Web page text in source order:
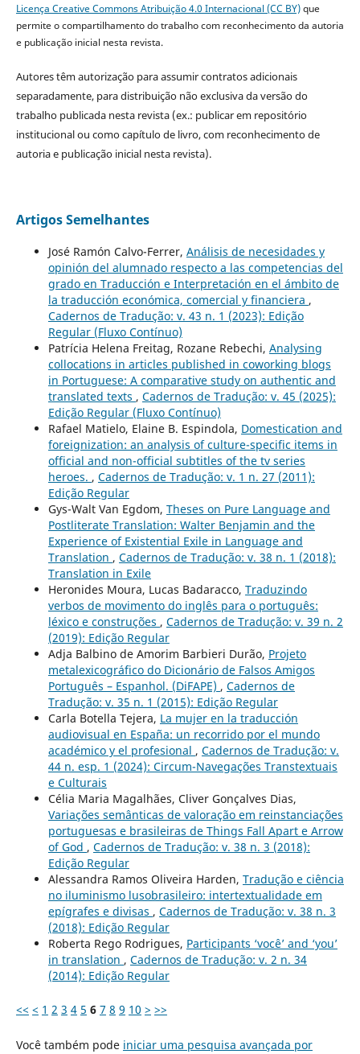
Licença Creative Commons Atribuição 4.0 Internacional (CC BY)que
permite o compartilhamento do trabalho com reconhecimento da autoria
e publicação inicial nesta revista.
Autores têm autorização para assumir contratos adicionais
separadamente, para distribuição não exclusiva da versão do
trabalho publicada nesta revista (ex.: publicar em repositório
institucional ou como capítulo de livro, com reconhecimento de
autoria e publicação inicial nesta revista).
Artigos Semelhantes
José Ramón Calvo-Ferrer, Análisis de necesidades y
opinión del alumnado respecto a las competencias del
grado en Traducción e Interpretación en el ámbito de
la traducción económica, comercial y financiera ,
Cadernos de Tradução: v. 43 n. 1 (2023): Edição
Regular (Fluxo Contínuo)
Patrícia Helena Freitag, Rozane Rebechi, Analysing
collocations in articles published in coworking blogs
in Portuguese: A comparative study on authentic and
translated texts , Cadernos de Tradução: v. 45 (2025):
Edição Regular (Fluxo Contínuo)
Rafael Matielo, Elaine B. Espindola, Domestication and
foreignization: an analysis of culture-specific items in
official and non-official subtitles of the tv series
heroes. , Cadernos de Tradução: v. 1 n. 27 (2011):
Edição Regular
Gys-Walt Van Egdom, Theses on Pure Language and
Postliterate Translation: Walter Benjamin and the
Experience of Existential Exile in Language and
Translation , Cadernos de Tradução: v. 38 n. 1 (2018):
Translation in Exile
Heronides Moura, Lucas Badaracco, Traduzindo
verbos de movimento do inglês para o português:
léxico e construções , Cadernos de Tradução: v. 39 n. 2
(2019): Edição Regular
Adja Balbino de Amorim Barbieri Durão, Projeto
metalexicográfico do Dicionário de Falsos Amigos
Português – Espanhol. (DiFAPE) , Cadernos de
Tradução: v. 35 n. 1 (2015): Edição Regular
Carla Botella Tejera, La mujer en la traducción
audiovisual en España: un recorrido por el mundo
académico y el profesional , Cadernos de Tradução: v.
44 n. esp. 1 (2024): Circum-Navegações Transtextuais
e Culturais
Célia Maria Magalhães, Cliver Gonçalves Dias,
Variações semânticas de valoração em reinstanciações
portuguesas e brasileiras de Things Fall Apart e Arrow
of God , Cadernos de Tradução: v. 38 n. 3 (2018):
Edição Regular
Alessandra Ramos Oliveira Harden, Tradução e ciência
no iluminismo lusobrasileiro: intertextualidade em
epígrafes e divisas , Cadernos de Tradução: v. 38 n. 3
(2018): Edição Regular
Roberta Rego Rodrigues, Participants ‘você’ and ‘you’
in translation , Cadernos de Tradução: v. 2 n. 34
(2014): Edição Regular
<< < 1 2 3 4 5 6 7 8 9 10 > >>
Você também pode iniciar uma pesquisa avançada por